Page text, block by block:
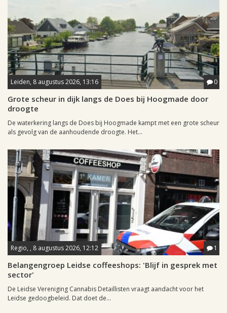
Leiden, 8 augustus 2026, 13:16 0
Grote scheur in dijk langs de Does bij Hoogmade door
droogte
De waterkering langs de Does bij Hoogmade kampt met een grote scheur
als gevolg van de aanhoudende droogte. Het...
Regio, , 8 augustus 2026, 12:12 1
Belangengroep Leidse coffeeshops: 'Blijf in gesprek met
sector'
De Leidse Vereniging Cannabis Detaillisten vraagt aandacht voor het
Leidse gedoogbeleid. Dat doet de...